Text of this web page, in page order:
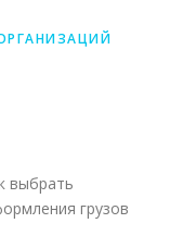
выбрать
грузов